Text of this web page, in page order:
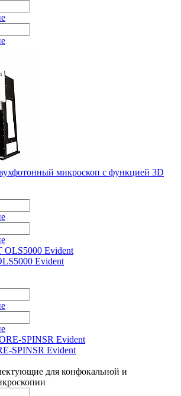
микроскоп с функцией 3D
Evident
SPINSR Evident
для конфокальной и
роскопии